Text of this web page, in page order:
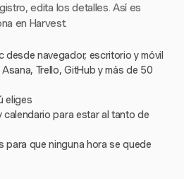
edita los detalles. Así es
en Harvest.
desde navegador, escritorio y móvil
Trello, GitHub y más de 50
eliges
calendario para estar al tanto de
para que ninguna hora se quede